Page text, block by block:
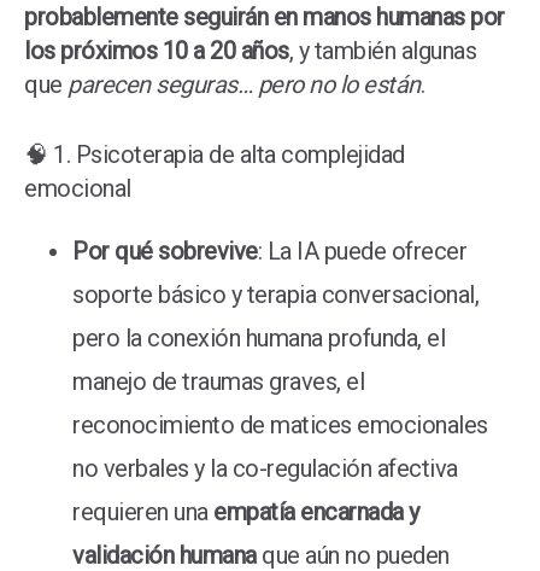
probablemente seguirán en manos humanas por
los próximos 10 a 20 años, y también algunas
que parecen seguras… pero no lo están.
🧠 1. Psicoterapia de alta complejidad
emocional
Por qué sobrevive: La IA puede ofrecer
soporte básico y terapia conversacional,
pero la conexión humana profunda, el
manejo de traumas graves, el
reconocimiento de matices emocionales
no verbales y la co-regulación afectiva
requieren una empatía encarnada y
validación humanaque aún no pueden